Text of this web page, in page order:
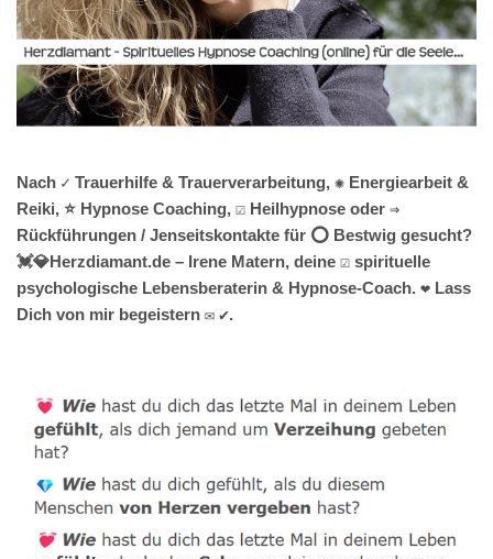
Nach ✓ Trauerhilfe & Trauerverarbeitung, ✺ Energiearbeit &
Reiki, ⭐ Hypnose Coaching, ☑️ Heilhypnose oder ⇒
Rückführungen / Jenseitskontakte für ⭕ Bestwig gesucht?
💓️💎Herzdiamant.de – Irene Matern, deine ☑️ spirituelle
psychologische Lebensberaterin & Hypnose-Coach. ❤ Lass
Dich von mir begeistern ✉ ✔.